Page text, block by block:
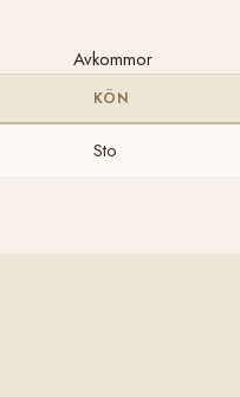
Avkommor
KÖN
Sto